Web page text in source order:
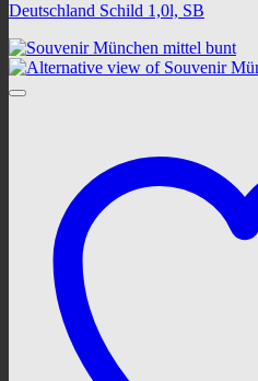
Deutschland Schild 1,0l, SB